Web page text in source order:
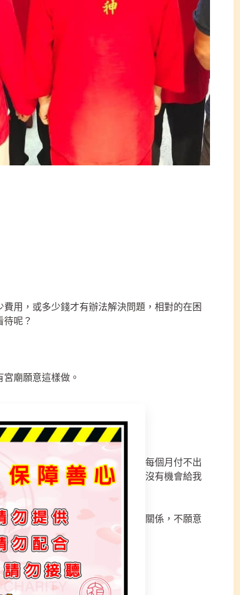
用，或多少錢才有辦法解決問題，相對的在困
呢？
廟願意這樣做。
煩惱三餐在哪、沒有工作、煩惱錢每個月付不出
的日子、問天地為何這麼苦、為何沒有機會給我
些人，誰要怎麼說、怎麼評論都沒關係，不願意
，我們太祖廟做的是獨特！